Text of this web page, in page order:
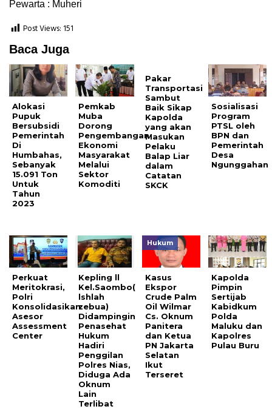
Pewarta : Muheri
Post Views: 151
Baca Juga
Alokasi
Pupuk
Bersubsidi
Pemerintah
Di
Humbahas,
Sebanyak
15.091 Ton
Untuk
Tahun
2023
Pemkab
Muba
Dorong
Pengembangan
Ekonomi
Masyarakat
Melalui
Sektor
Komoditi
Pakar
Transportasi
Sambut
Baik Sikap
Kapolda
yang akan
Masukan
Pelaku
Balap Liar
dalam
Catatan
SKCK
Sosialisasi
Program
PTSL oleh
BPN dan
Pemerintah
Desa
Ngunggahan
Perkuat
Meritokrasi,
Polri
Konsolidasikan
Asesor
Assessment
Center
Kepling ll
Kel.Saombo(
lshlah
zebua)
Didampingin
Penasehat
Hukum
Hadiri
Penggilan
Polres Nias,
Diduga Ada
Oknum
Lain
Terlibat
Hukum
Kasus
Ekspor
Crude Palm
Oil Wilmar
Cs. Oknum
Panitera
dan Ketua
PN Jakarta
Selatan
Ikut
Terseret
Kapolda
Pimpin
Sertijab
Kabidkum
Polda
Maluku dan
Kapolres
Pulau Buru